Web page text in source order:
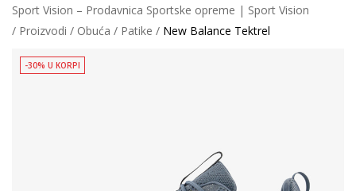
Sport Vision – Prodavnica Sportske opreme | Sport Vision
Proizvodi
Obuća Patike New Balance Tektrel
-30% U KORPI